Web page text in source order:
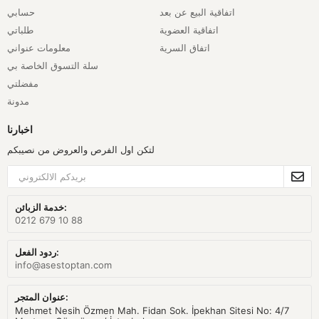
حسابي
طلباتي
معلومات عنواني
سلة التسوق الخاصة بي
مفضلتي
مدونة
اتفاقية البيع عن بعد
اتفاقية العضوية
اتفاق السرية
اخبارنا
لتكن اول الفرص والعروض من نصيبكم
خدمة الزبائن:
0212 679 10 88
ردود الفعل:
info@asestoptan.com
عنوان المتجر:
Mehmet Nesih Özmen Mah. Fidan Sok. İpekhan Sitesi No: 4/7